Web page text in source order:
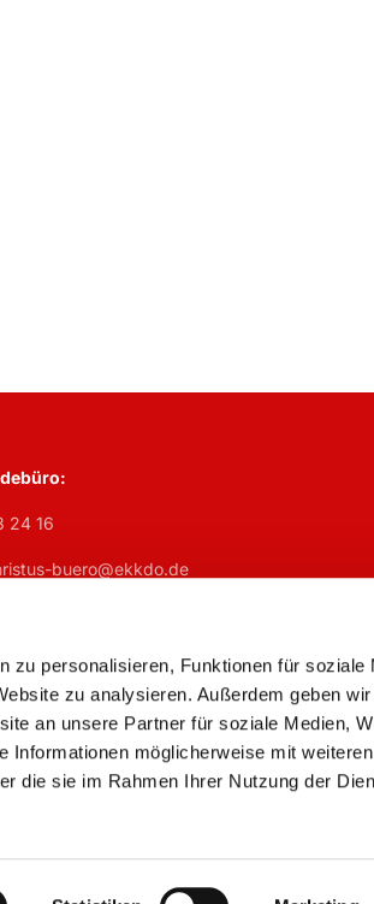
zu personalisieren, Funktionen für soziale
zu analysieren. Außerdem geben wir
an unsere Partner für soziale Medien,
Informationen möglicherweise mit
die sie im Rahmen Ihrer Nutzung der
24 16
buero@ekkdo.de
Fr7:30 – 13 Uhr